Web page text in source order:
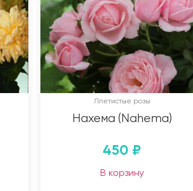
Плетистые розы
Нахема (Nahema)
450 ₽
В корзину